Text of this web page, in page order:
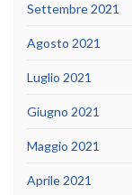
Settembre 2021
Agosto 2021
Luglio 2021
Giugno 2021
Maggio 2021
Aprile 2021